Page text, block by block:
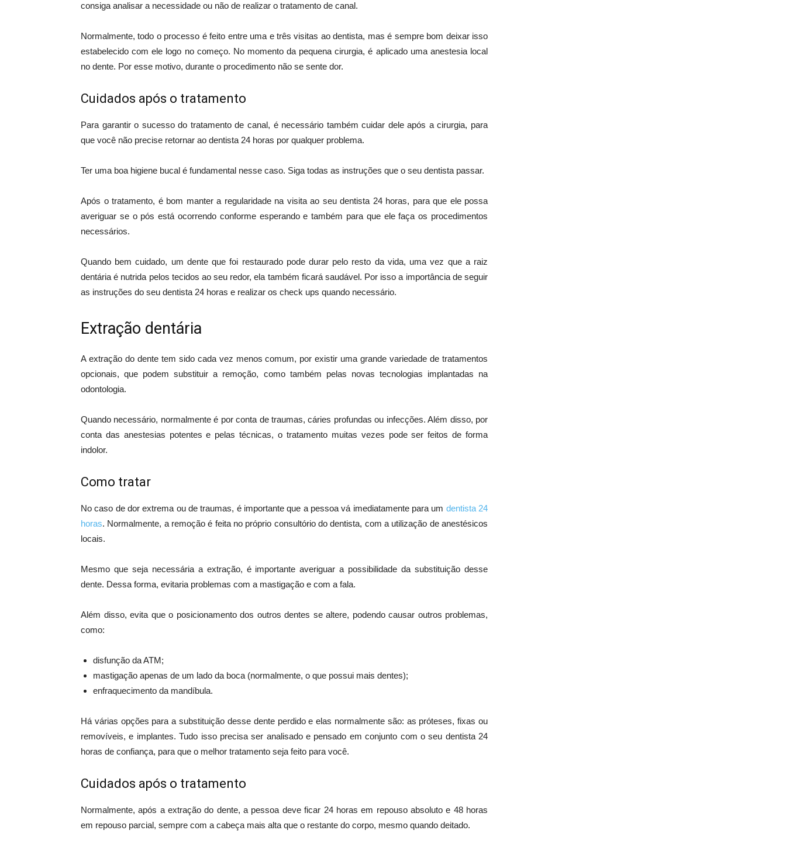
consiga analisar a necessidade ou não de realizar o tratamento de canal.
Normalmente, todo o processo é feito entre uma e três visitas ao dentista, mas é sempre bom deixar isso
estabelecido com ele logo no começo. No momento da pequena cirurgia, é aplicado uma anestesia local
no dente. Por esse motivo, durante o procedimento não se sente dor.
Cuidados após o tratamento
Para garantir o sucesso do tratamento de canal, é necessário também cuidar dele após a cirurgia, para
que você não precise retornar ao dentista 24 horas por qualquer problema.
Ter uma boa higiene bucal é fundamental nesse caso. Siga todas as instruções que o seu dentista passar.
Após o tratamento, é bom manter a regularidade na visita ao seu dentista 24 horas, para que ele possa
averiguar se o pós está ocorrendo conforme esperando e também para que ele faça os procedimentos
necessários.
Quando bem cuidado, um dente que foi restaurado pode durar pelo resto da vida, uma vez que a raiz
dentária é nutrida pelos tecidos ao seu redor, ela também ficará saudável. Por isso a importância de seguir
as instruções do seu dentista 24 horas e realizar os check ups quando necessário.
Extração dentária
A extração do dente tem sido cada vez menos comum, por existir uma grande variedade de tratamentos
opcionais, que podem substituir a remoção, como também pelas novas tecnologias implantadas na
odontologia.
Quando necessário, normalmente é por conta de traumas, cáries profundas ou infecções. Além disso, por
conta das anestesias potentes e pelas técnicas, o tratamento muitas vezes pode ser feitos de forma
indolor.
Como tratar
No caso de dor extrema ou de traumas, é importante que a pessoa vá imediatamente para um dentista 24
horas. Normalmente, a remoção é feita no próprio consultório do dentista, com a utilização de anestésicos
locais.
Mesmo que seja necessária a extração, é importante averiguar a possibilidade da substituição desse
dente. Dessa forma, evitaria problemas com a mastigação e com a fala.
Além disso, evita que o posicionamento dos outros dentes se altere, podendo causar outros problemas,
como:
disfunção da ATM;
mastigação apenas de um lado da boca (normalmente, o que possui mais dentes);
enfraquecimento da mandíbula.
Há várias opções para a substituição desse dente perdido e elas normalmente são: as próteses, fixas ou
removíveis, e implantes. Tudo isso precisa ser analisado e pensado em conjunto com o seu dentista 24
horas de confiança, para que o melhor tratamento seja feito para você.
Cuidados após o tratamento
Normalmente, após a extração do dente, a pessoa deve ficar 24 horas em repouso absoluto e 48 horas
em repouso parcial, sempre com a cabeça mais alta que o restante do corpo, mesmo quando deitado.